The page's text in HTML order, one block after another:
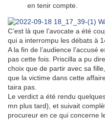
en tenir compte.
C’est là que l’avocate a été
qui a interrompu les débats à
A la fin de l’audience l’accusé
pas cette fois. Priscilla a pu
choix que de partir avec sa
que la victime dans cette
taira pas.
Le verdict a été rendu
mn plus tard), et suivait
procureur en ce qui concerne